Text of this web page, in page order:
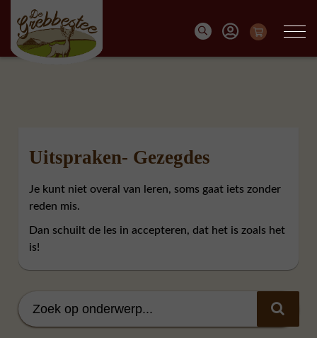
Uitspraken- Gezegdes
Je kunt niet overal van leren, soms gaat iets zonder
reden mis.
Dan schuilt de les in accepteren, dat het is zoals het
is!